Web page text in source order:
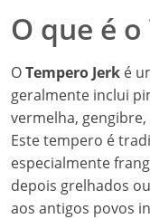
O que é
OTempero Jerk é
geralmente inclui
vermelha,
Este tempero é
especialmente
depois grelhados
aos antigos povos